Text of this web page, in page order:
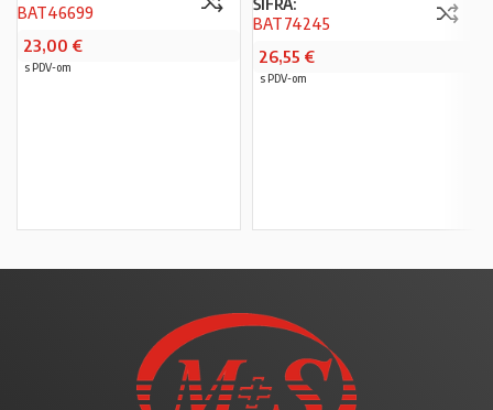
BAT46699
23,00 €
s PDV-om
BAT74245
26,55 €
s PDV-om